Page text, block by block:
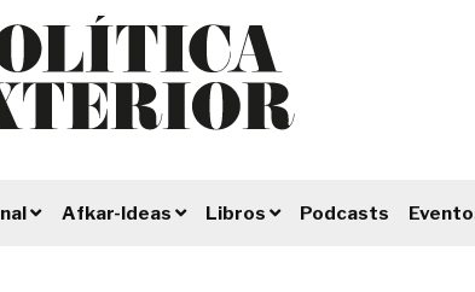
Afkar-Ideas Libros Podcasts